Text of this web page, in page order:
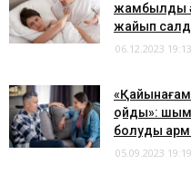
жамбылдық
жайып
06.12.2023 19:13
қойды»:
болуды
05.09.2023 19:19